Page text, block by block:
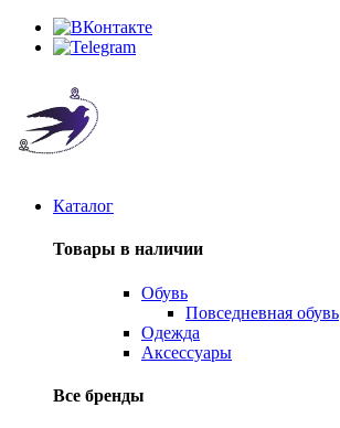
Каталог
Товары в наличии
Обувь
Повседневная обувь
Одежда
Аксессуары
Все бренды